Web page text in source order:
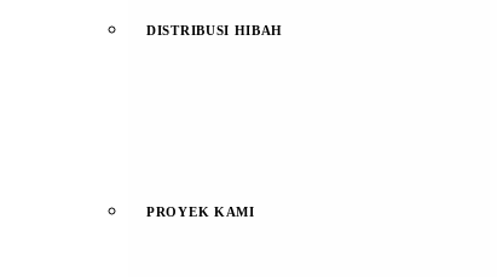
DISTRIBUSI HIBAH
PROYEK KAMI